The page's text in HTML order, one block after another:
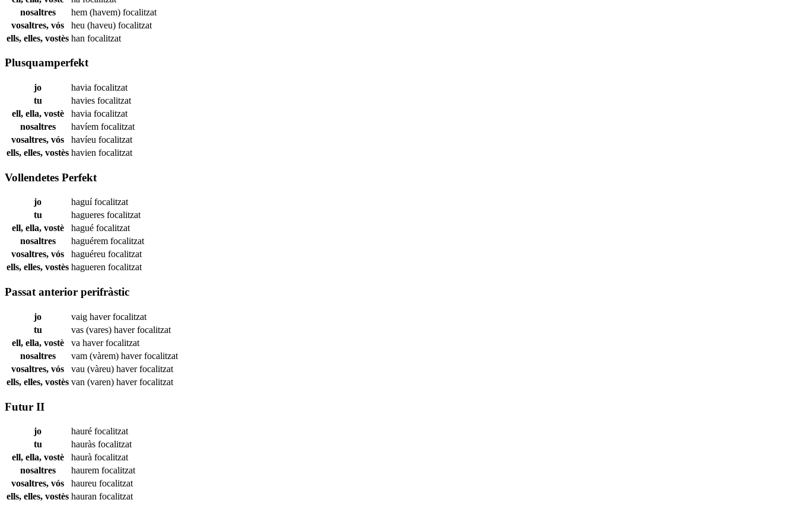
nosaltres
hem (havem) focalitzat
vosaltres, vós
heu (haveu) focalitzat
ells, elles, vostès han focalitzat
Plusquamperfekt
jo havia focalitzat
tu
havies focalitzat
ell, ella, vostè
havia focalitzat
nosaltres
havíem focalitzat
vosaltres, vós
havíeu focalitzat
ells, elles, vostès havien focalitzat
Vollendetes Perfekt
jo haguífocalitzat
tu
hagueres focalitzat
ell, ella, vostè
hagué focalitzat
nosaltres
haguérem focalitzat
vosaltres, vós
haguéreu focalitzat
ells, elles, vostès hagueren focalitzat
Passat anterior perifràstic
jo vaig haverfocalitzat
tu
vas (vares) haverfocalitzat
ell, ella, vostè
va haverfocalitzat
nosaltres
vam (vàrem) haverfocalitzat
vosaltres, vós
vau (vàreu) haverfocalitzat
ells, elles, vostès van (varen) haverfocalitzat
Futur II
jo hauré focalitzat
tu
hauràs focalitzat
ell, ella, vostè
haurà focalitzat
nosaltres
haurem focalitzat
vosaltres, vós
haureu focalitzat
ells, elles, vostès hauran focalitzat